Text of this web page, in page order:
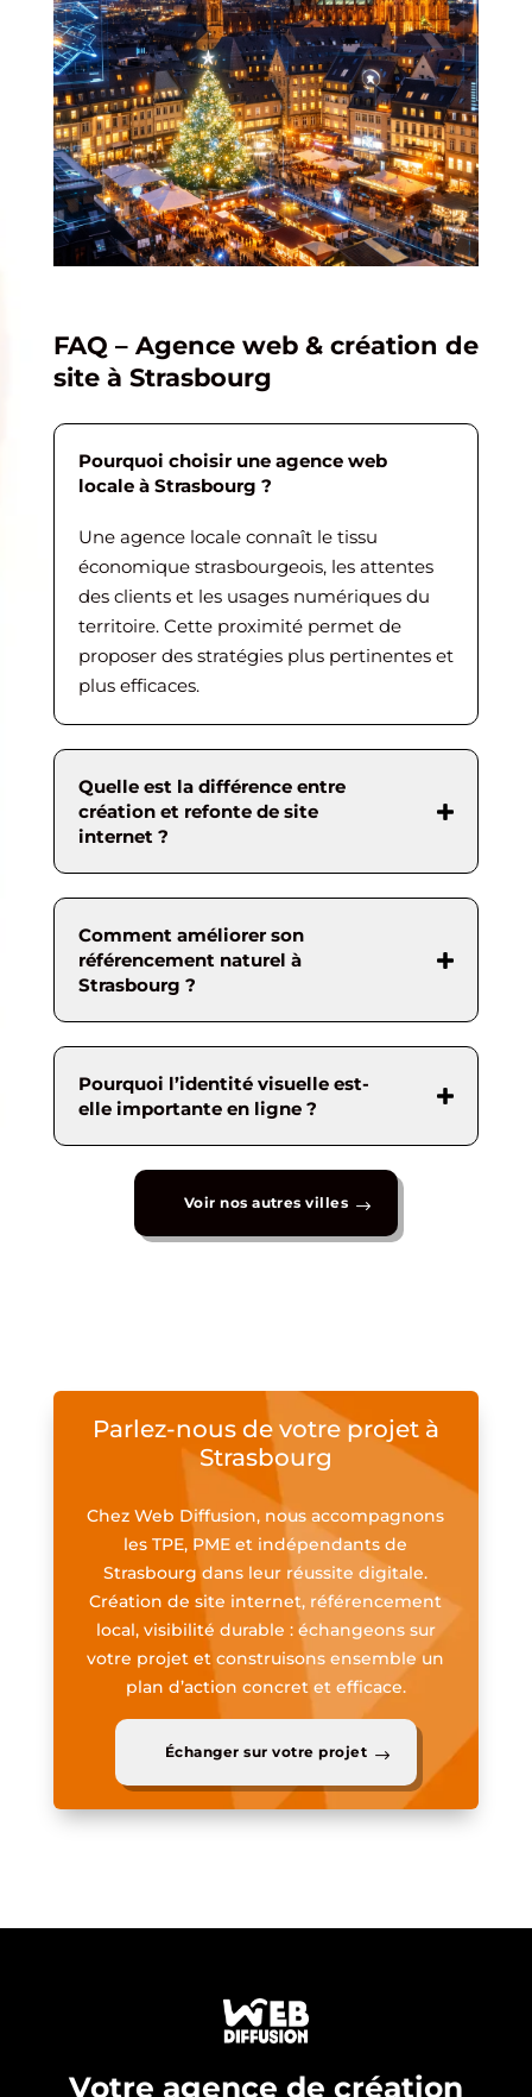
FAQ – Agence web & création de
site à Strasbourg
Pourquoi choisir une agence web
locale à Strasbourg ?
Une agence locale connaît le tissu
économique strasbourgeois, les attentes
des clients et les usages numériques du
territoire. Cette proximité permet de
proposer des stratégies plus pertinentes et
plus efficaces.
Quelle est la différence entre
création et refonte de site
internet ?
Comment améliorer son
référencement naturel à
Strasbourg ?
Pourquoi l’identité visuelle est-
elle importante en ligne ?
Voir nos autres villes
Parlez-nous de votre projet à
Strasbourg
Chez Web Diffusion, nous accompagnons
les TPE, PME et indépendants de
Strasbourg dans leur réussite digitale.
Création de site internet, référencement
local, visibilité durable : échangeons sur
votre projet et construisons ensemble un
plan d’action concret et efficace.
Échanger sur votre projet
Votre agence de création